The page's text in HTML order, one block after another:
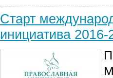
Старт
инициатива 2016-